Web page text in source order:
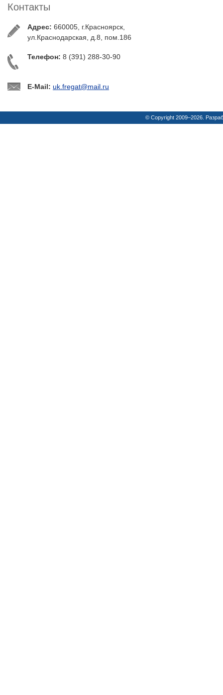
Контакты
Адрес: 660005, г.Красноярск,
ул.Краснодарская, д.8, пом.186
Телефон: 8 (391) 288-30-90
E-Mail: uk.fregat@mail.ru
© Copyright 2009–2026.